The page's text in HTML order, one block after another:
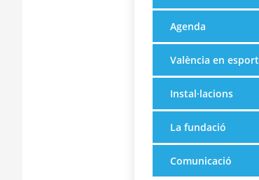
Agenda
València en esport
Instal·lacions
La fundació
Comunicació